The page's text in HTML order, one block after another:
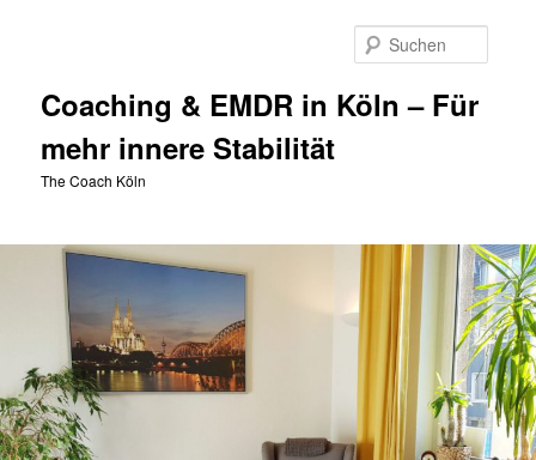
Coaching & EMDR in Köln – Für
mehr innere Stabilität
The Coach Köln